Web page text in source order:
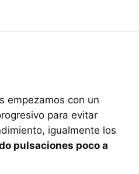
empezamos con un
para evitar
igualmente los
pulsaciones poco a